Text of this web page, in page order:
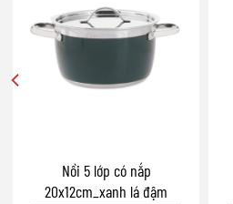
Nồi 5 lớp có nắp
20x12cm_xanh lá đậm